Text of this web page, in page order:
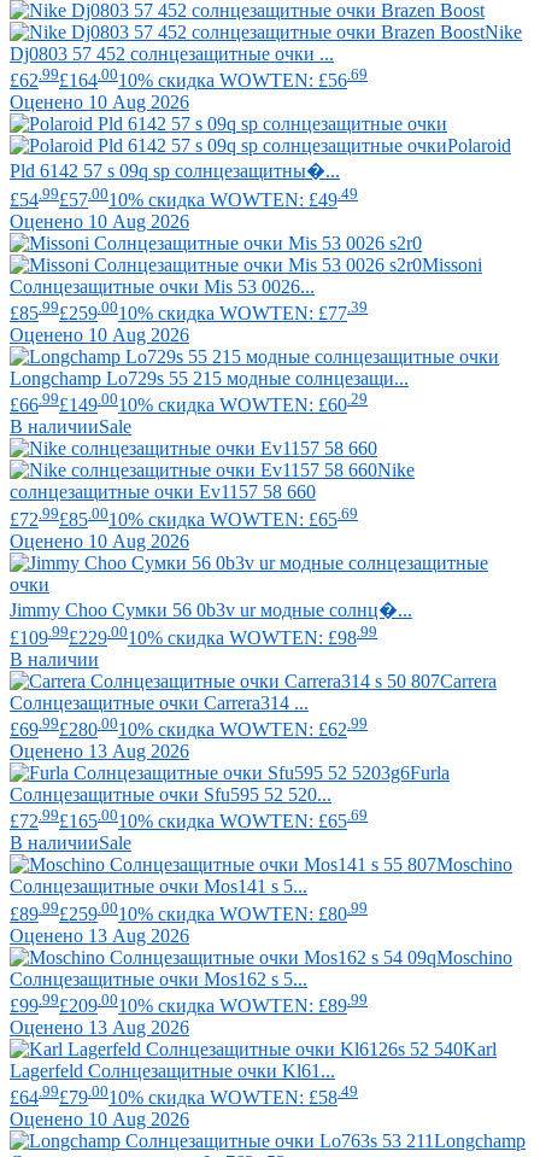
Nike
Dj0803 57 452 солнцезащитные очки ...
£62 .99£164 .0010% скидка WOWTEN: £56 .69
Оценено 10 Aug 2026
Polaroid
Pld 6142 57 s 09q sp солнцезащитны�...
£54 .99£57 .0010% скидка WOWTEN: £49 .49
Оценено 10 Aug 2026
Missoni
Солнцезащитные очки Mis 53 0026...
£85 .99£259 .0010% скидка WOWTEN: £77 .39
Оценено 10 Aug 2026
Longchamp Lo729s 55 215 модные солнцезащи...
£66 .99£149 .0010% скидка WOWTEN: £60 .29
В наличииSale
Nike
солнцезащитные очки Ev1157 58 660
£72 .99£85 .0010% скидка WOWTEN: £65 .69
Оценено 10 Aug 2026
Jimmy Choo Сумки 56 0b3v ur модные солнц�...
£109 .99£229 .0010% скидка WOWTEN: £98 .99
В наличии
Carrera
Солнцезащитные очки Carrera314 ...
£69 .99£280 .0010% скидка WOWTEN: £62 .99
Оценено 13 Aug 2026
Furla
Солнцезащитные очки Sfu595 52 520...
£72.99£165.0010% скидка WOWTEN: £65.69
В наличииSale
Moschino
Солнцезащитные очки Mos141 s 5...
£89 .99£259 .0010% скидка WOWTEN: £80 .99
Оценено 13 Aug 2026
Moschino
Солнцезащитные очки Mos162 s 5...
£99 .99£209 .0010% скидка WOWTEN: £89 .99
Оценено 13 Aug 2026
Karl
Lagerfeld Солнцезащитные очки Kl61...
£64.99£79.0010% скидка WOWTEN: £58.49
Оценено 10 Aug 2026
Longchamp